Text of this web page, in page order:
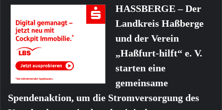
HASSBERGE – Der
Landkreis Haßberge
und der Verein
„Haßfurt-hilft“ e. V.
starten eine
gemeinsame
Spendenaktion, um die Stromversorgung des